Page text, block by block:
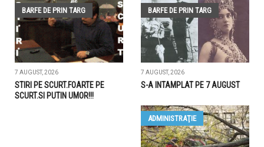
BARFE DE PRIN TARG
7 AUGUST, 2026
STIRI PE SCURT.FOARTE PE
SCURT.SI PUTIN UMOR!!!
BARFE DE PRIN TARG
7 AUGUST, 2026
S-A INTAMPLAT PE 7 AUGUST
ADMINISTRAŢIE